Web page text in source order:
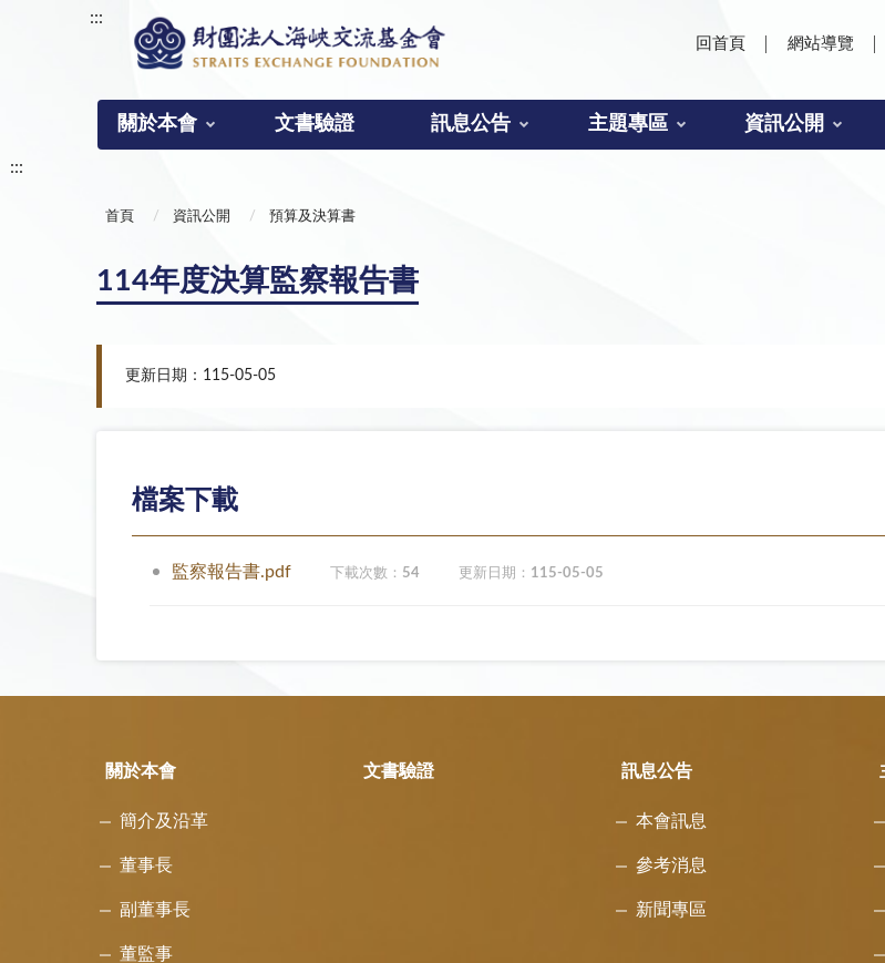
:::
回首頁 網站導覽
關於本會 文書驗證 訊息公告 主題專區 資訊公開
:::
首頁 資訊公開 預算及決算書
114年度決算監察報告書
更新日期：115-05-05
檔案下載
監察報告書.pdf 下載次數： 54 更新日期： 115-05-05
關於本會
簡介及沿革
董事長
副董事長
董監事
文書驗證 訊息公告
本會訊息
參考消息
新聞專區